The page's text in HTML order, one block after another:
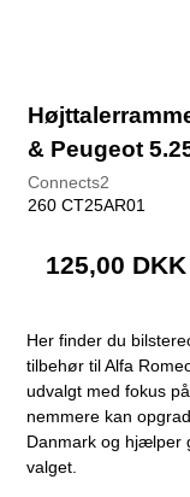
& Peugeot
Connects2
260 CT25AR01
125,00 DKK
Her finder du
tilbehør til Alfa
udvalgt med fokus
nemmere kan
Danmark og hjælper
valget.